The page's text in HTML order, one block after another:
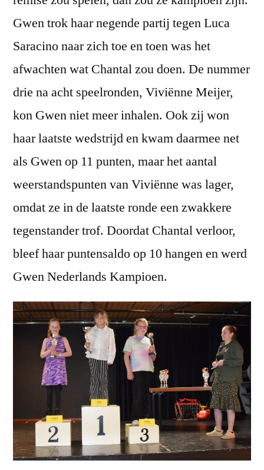
Gwen trok haar negende partij tegen Luca
Saracino naar zich toe en toen was het
afwachten wat Chantal zou doen. De nummer
drie na acht speelronden, Viviënne Meijer,
kon Gwen niet meer inhalen. Ook zij won
haar laatste wedstrijd en kwam daarmee net
als Gwen op 11 punten, maar het aantal
weerstandspunten van Viviënne was lager,
omdat ze in de laatste ronde een zwakkere
tegenstander trof. Doordat Chantal verloor,
bleef haar puntensaldo op 10 hangen en werd
Gwen Nederlands Kampioen.